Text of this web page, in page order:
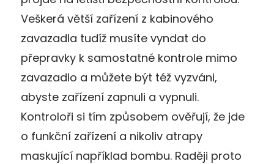
Veškerá větší zařízení z kabinového
zavazadla tudíž musíte vyndat do
přepravky k samostatné kontrole mimo
zavazadlo a můžete být též vyzváni,
abyste zařízení zapnuli a vypnuli.
Kontroloři si tím způsobem ověřují, že jde
o funkční zařízení a nikoliv atrapy
maskující například bombu. Raději proto